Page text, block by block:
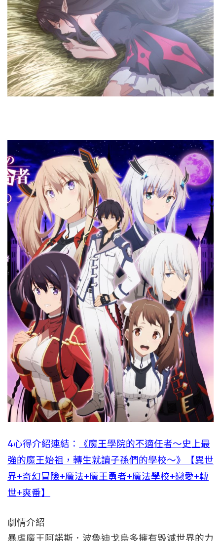
4心得介紹連結：
《魔王學院的不適任者～史上最
強的魔王始祖，轉生就讀子孫們的學校～》【異世
界+奇幻冒險+魔法+魔王勇者+魔法學校+戀愛+轉
世+爽番】
劇情介紹
暴虐魔王阿諾斯．波魯迪戈烏多擁有毀滅世界的力